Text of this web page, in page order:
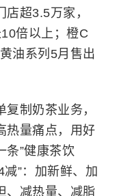
超3.5万家，
倍以上；橙C
油系列5月售出
制奶茶业务，
热量痛点，用好
条”健康茶饮
”：加新鲜、加
、减热量、减脂